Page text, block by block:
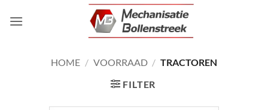
naar
HOME / VOORRAAD / TRACTOREN
FILTER